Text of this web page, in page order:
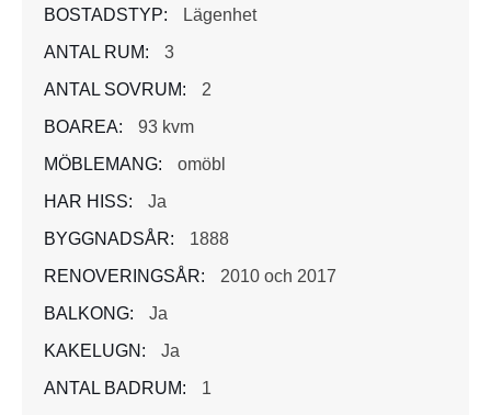
BOSTADSTYP:
Lägenhet
ANTAL RUM:
3
ANTAL SOVRUM:
2
BOAREA:
93 kvm
MÖBLEMANG:
omöbl
HAR HISS:
Ja
BYGGNADSÅR:
1888
RENOVERINGSÅR:
2010 och 2017
BALKONG:
Ja
KAKELUGN:
Ja
ANTAL BADRUM:
1